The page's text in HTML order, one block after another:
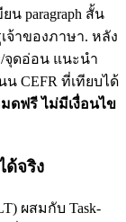
ยน paragraph สั้น
จ้าของภาษา. หลัง
จุดอ่อน แนะนำ
CEFR ที่เทียบได้
ดฟรี ไม่มีเงื่อนไข
ด้จริง
ผสมกับ Task-